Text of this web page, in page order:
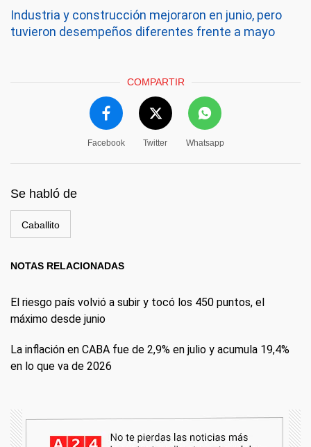
Industria y construcción mejoraron en junio, pero
tuvieron desempeños diferentes frente a mayo
COMPARTIR
Facebook Twitter Whatsapp
Se habló de
Caballito
NOTAS RELACIONADAS
El riesgo país volvió a subir y tocó los 450 puntos, el
máximo desde junio
La inflación en CABA fue de 2,9% en julio y acumula 19,4%
en lo que va de 2026